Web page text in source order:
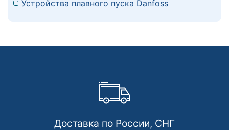
Устройства плавного пуска Danfoss
Доставка по России, СНГ